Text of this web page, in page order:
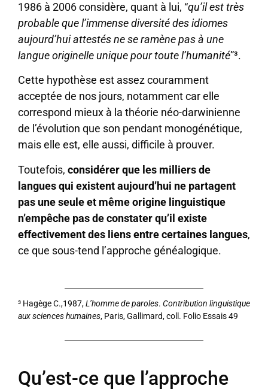
1986 à 2006 considère, quant à lui, “qu’il est très
probable que l’immense diversité des idiomes
aujourd’hui attestés ne se ramène pas à une
langue originelle unique pour toute l’humanité”³.
Cette hypothèse est assez couramment
acceptée de nos jours, notamment car elle
correspond mieux à la théorie néo-darwinienne
de l’évolution que son pendant monogénétique,
mais elle est, elle aussi, difficile à prouver.
Toutefois, considérer que les milliers de
langues qui existent aujourd’hui ne partagent
pas une seule et même origine linguistique
n’empêche pas de constater qu’il existe
effectivement des liens entre certaines langues,
ce que sous-tend l’approche généalogique.
³ Hagège C.,1987,L’homme de paroles. Contribution linguistique
aux sciences humaines, Paris, Gallimard, coll. Folio Essais 49
Qu’est-ce que l’approche